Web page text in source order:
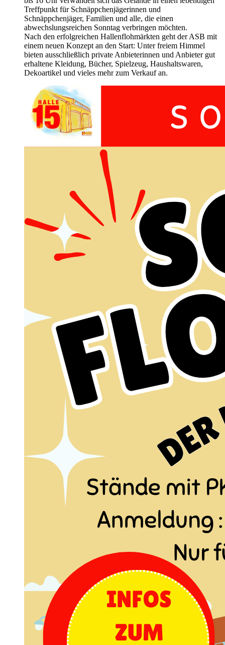
Treffpunkt für Schnäppchenjägerinnen und
Schnäppchenjäger, Familien und alle, die einen
abwechslungsreichen Sonntag verbringen möchten.
Nach den erfolgreichen Hallenflohmärkten geht der ASB mit
einem neuen Konzept an den Start: Unter freiem Himmel
bieten ausschließlich private Anbieterinnen und Anbieter gut
erhaltene Kleidung, Bücher, Spielzeug, Haushaltswaren,
Dekoartikel und vieles mehr zum Verkauf an.